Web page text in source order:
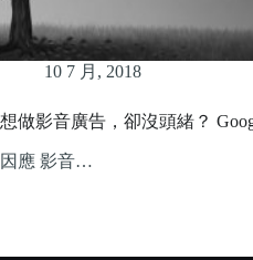
10 7 月, 2018
想做影音廣告，卻沒頭緒？
因應 影音…